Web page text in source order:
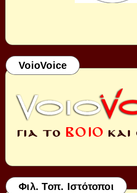
VoioVoice
Φιλ. Τοπ. Ιστότοποι